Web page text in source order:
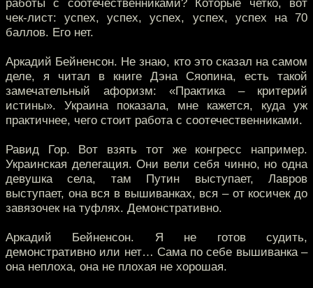
работы с соотечественниками? Которые четко, вот
чек-лист: успех, успех, успех, успех, успех на 70
баллов. Его нет.
Аркадий Бейненсон. Не знаю, кто это сказал на самом
деле, я читал в книге Дэна Сяопина, есть такой
замечательный афоризм: «Практика – критерий
истины». Украина показала, мне кажется, куда уж
практичнее, чего стоит работа с соотечественниками.
Равид Гор. Вот взять тот же конгресс например.
Украинская делегация. Они вели себя чинно, но одна
девушка села, там Путин выступает, Лавров
выступает, она вся в вышиванках, вся – от косичек до
завязочек на туфлях. Демонстративно.
Аркадий Бейненсон. Я не готов судить,
демонстративно или нет… Сама по себе вышиванка –
она неплоха, она не плохая не хорошая.